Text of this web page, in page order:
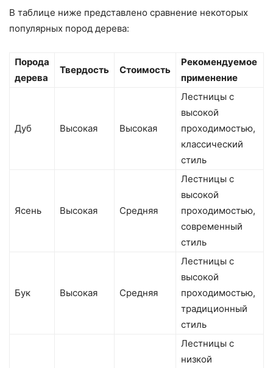
В таблице ниже представлено сравнение некоторых
популярных пород дерева:
Порода
дерева
Твердость Стоимость
Рекомендуемое
применение
Дуб Высокая Высокая
Лестницы с
высокой
проходимостью,
классический
стиль
Ясень Высокая Средняя
Лестницы с
высокой
проходимостью,
современный
стиль
Бук Высокая Средняя
Лестницы с
высокой
проходимостью,
традиционный
стиль
Лестницы с
низкой